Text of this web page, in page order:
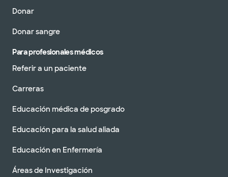
Donar
Donar sangre
Para profesionales médicos
Referir a un paciente
Carreras
Educación médica de posgrado
Educación para la salud aliada
Educación en Enfermería
Áreas de Investigación